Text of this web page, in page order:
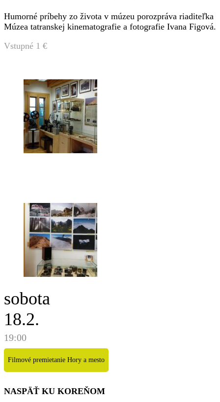
Humorné príbehy zo života v múzeu porozpráva riaditeľka
Múzea tatranskej kinematografie a fotografie Ivana Figová.
Vstupné 1 €
sobota
18.2.
19:00
Filmové premietanie Hory a mesto
NASPÄŤ KU KOREŇOM